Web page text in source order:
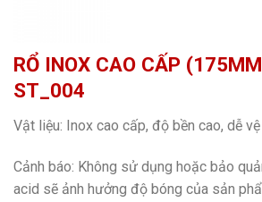
RỔ INOX CAO CẤP
ST_004
Vật liệu: Inox cao cấp, độ bền cao, dễ
Cảnh báo: Không sử dụng hoặc bảo
acid sẽ ảnh hưởng độ bóng của sản